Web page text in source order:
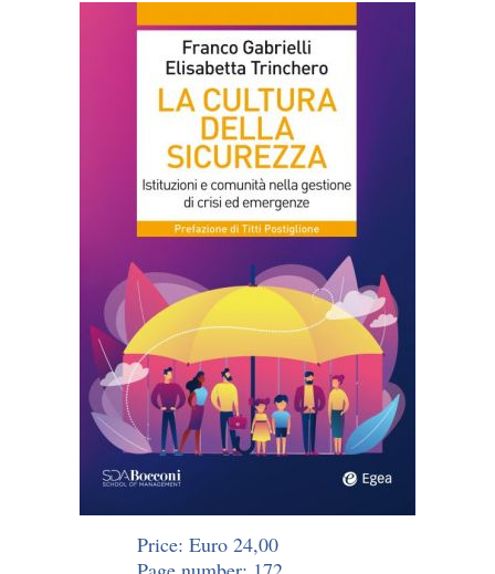
Price: Euro 24,00